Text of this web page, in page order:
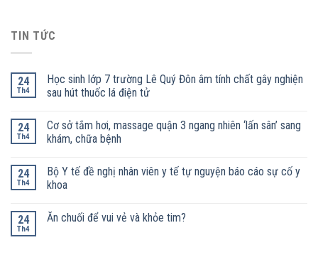
TIN TỨC
24
Th4
Học sinh lớp 7 trường Lê Quý Đôn âm tính chất gây nghiện
sau hút thuốc lá điện tử
24
Th4
Cơ sở tắm hơi, massage quận 3 ngang nhiên ‘lấn sân’ sang
khám, chữa bệnh
24
Th4
Bộ Y tế đề nghị nhân viên y tế tự nguyện báo cáo sự cố y
khoa
24
Th4
Ăn chuối để vui vẻ và khỏe tim?